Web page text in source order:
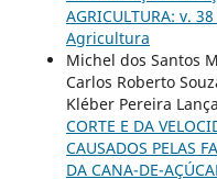
AGRICULTURA: v.
Agricultura
Michel dos Santos
Carlos Roberto
Kléber Pereira
CORTE E DA
CAUSADOS PELAS
DA CANA-DE-